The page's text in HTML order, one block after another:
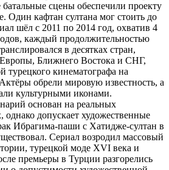
сцены обеспечили проекту
Один кафтан султана мог стоить до
шёл с 2011 по 2014 год, охватив 4
каждый продолжительностью
в десятках стран,
Ближнего Востока и СНГ,
турецкого кинематографа на
обрели мировую известность, а
культурными иконами.
основан на реальных
однако допускает художественные
Ибрагима-паши с Хатидже-султан в
Сериал возродил массовый
турецкой моде XVI века и
премьеры в Турции разгорелись